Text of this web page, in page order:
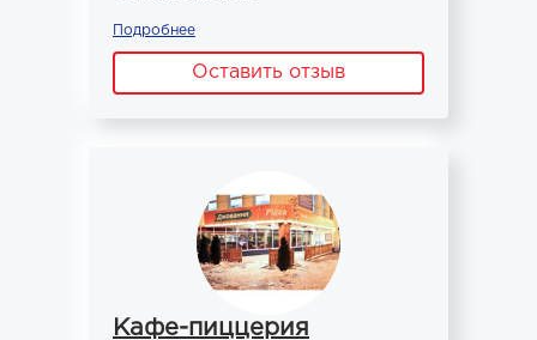
Подробнее
Оставить отзыв
Кафе-пиццерия